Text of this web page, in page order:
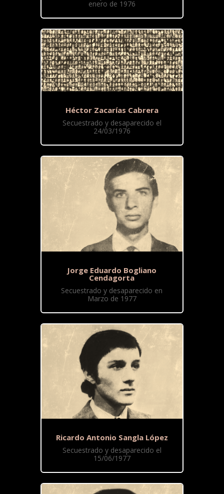
enero de 1976
Héctor Zacarías Cabrera
Secuestrado y desaparecido el
24/03/1976
Jorge Eduardo Bogliano
Cendagorta
Secuestrado y desaparecido en
Marzo de 1977
Ricardo Antonio Sangla López
Secuestrado y desaparecido el
15/06/1977